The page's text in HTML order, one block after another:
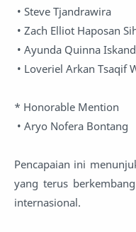
• Steve Tjandrawira
• Zach Elliot Haposan
• Ayunda Quinna
• Loveriel Arkan Tsaqif
* Honorable Mention
• Aryo Nofera Bontang
Pencapaian ini
yang terus
internasional.